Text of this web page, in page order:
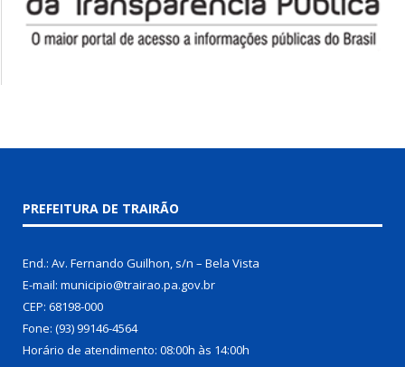
PREFEITURA DE TRAIRÃO
End.: Av. Fernando Guilhon, s/n – Bela Vista
E-mail: municipio@trairao.pa.gov.br
CEP: 68198-000
Fone: (93) 99146-4564
Horário de atendimento: 08:00h às 14:00h